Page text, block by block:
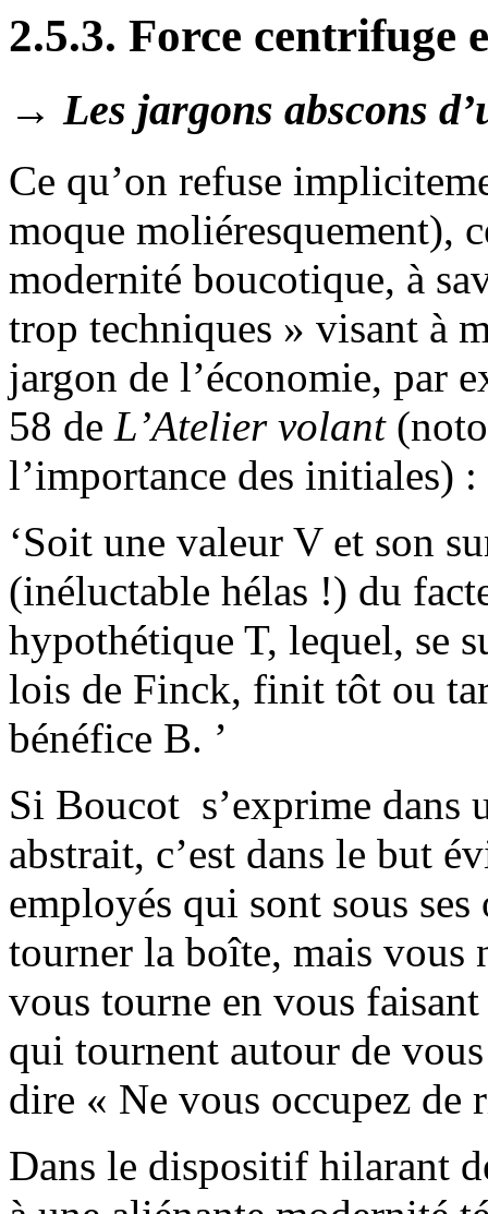
2.5.3. Force centrifuge
→ Les jargons abscons
Ce qu’on refuse
moque moliéresquement),
modernité boucotique, à
trop techniques » visant à
jargon de l’économie, par
58 de L’Atelier volant
l’importance des initiales) :
‘Soit une valeur V et son
(inéluctable hélas !) du
hypothétique T, lequel, se
lois de Finck, finit tôt ou
bénéfice B. ’
Si Boucot s’exprime dans
abstrait, c’est dans le but
employés qui sont sous
tourner la boîte, mais vous
vous tourne en vous
qui tournent autour de
dire « Ne vous occupez de
Dans le dispositif hilarant